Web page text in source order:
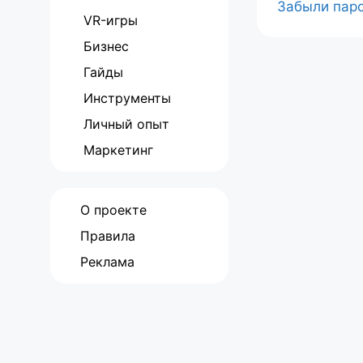
Забыли
VR-игры
Бизнес
Гайды
Инструменты
Личный опыт
Маркетинг
О проекте
Правила
Реклама